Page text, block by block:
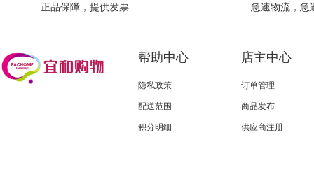
正品保障，提供发票 急速物流，急
帮助中心
隐私政策
配送范围
积分明细
店主中心
订单管理
商品发布
供应商注册